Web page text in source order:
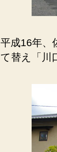
平成16年、
て替え「川